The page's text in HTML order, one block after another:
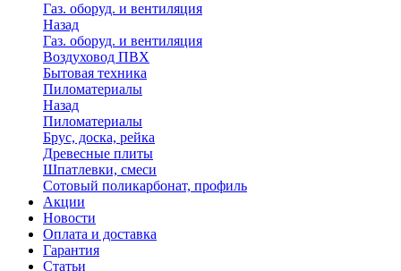
Газ. оборуд. и вентиляция
Назад
Газ. оборуд. и вентиляция
Воздуховод ПВХ
Бытовая техника
Пиломатериалы
Назад
Пиломатериалы
Брус, доска, рейка
Древесные плиты
Шпатлевки, смеси
Сотовый поликарбонат, профиль
Акции
Новости
Оплата и доставка
Гарантия
Статьи